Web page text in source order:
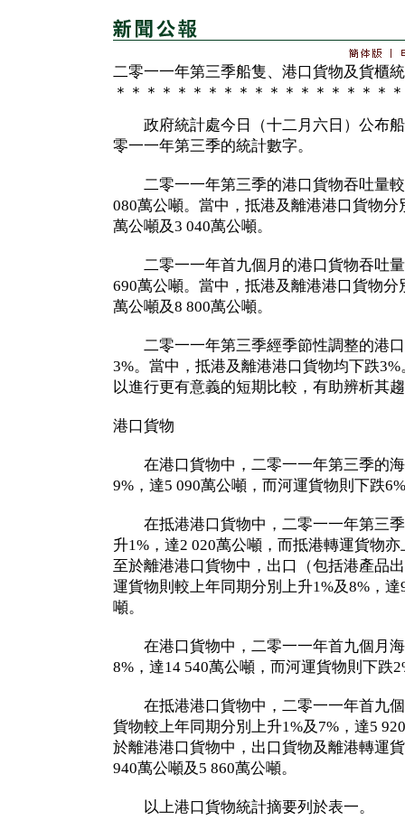
二零一一年第三季船隻、港口貨物及貨櫃
＊＊＊＊＊＊＊＊＊＊＊＊＊＊＊＊＊＊
政府統計處今日（十二月六日）公布船
零一一年第三季的統計數字。
二零一一年第三季的港口貨物吞吐量較
080萬公噸。當中，抵港及離港港口貨物分
萬公噸及3 040萬公噸。
二零一一年首九個月的港口貨物吞吐量
690萬公噸。當中，抵港及離港港口貨物分
萬公噸及8 800萬公噸。
二零一一年第三季經季節性調整的港口
3%。當中，抵港及離港港口貨物均下跌
以進行更有意義的短期比較，有助辨析其
港口貨物
在港口貨物中，二零一一年第三季的海
9%，達5 090萬公噸，而河運貨物則下跌
在抵港港口貨物中，二零一一年第三季
升1%，達2 020萬公噸，而抵港轉運貨物
至於離港港口貨物中，出口（包括港產品
運貨物則較上年同期分別上升1%及8%，
噸。
在港口貨物中，二零一一年首九個月海
8%，達14 540萬公噸，而河運貨物則下跌
在抵港港口貨物中，二零一一年首九個
貨物較上年同期分別上升1%及7%，達5
於離港港口貨物中，出口貨物及離港轉運
940萬公噸及5 860萬公噸。
以上港口貨物統計摘要列於表一。